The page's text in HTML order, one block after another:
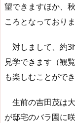
望できますほか、
ころとなっておりま
対しまして、約
見学できます（観
も楽しむことがで
生前の吉田茂は
が邸宅のバラ園に